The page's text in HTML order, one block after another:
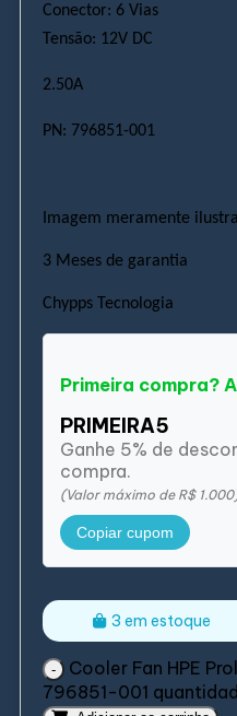
Conector: 6 Vias
Tensão: 12V DC
2.50A
PN: 796851-001
Imagem meramente
3 Meses de garantia
Chypps Tecnologia
Primeira compra?
PRIMEIRA5
Ganhe 5% de
compra.
(Valor máximo de R$
Copiar cupom
3 em estoque
Cooler Fan HPE
796851-001